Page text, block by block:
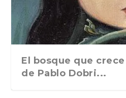
El bosque que
de Pablo Dobri...